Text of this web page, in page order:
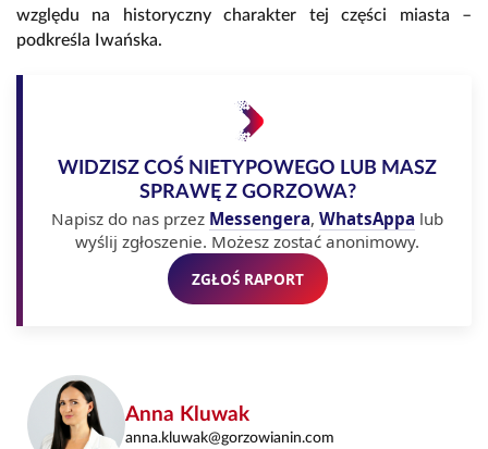
względu na historyczny charakter tej części miasta –
podkreśla Iwańska.
WIDZISZ COŚ NIETYPOWEGO LUB MASZ
SPRAWĘ Z GORZOWA?
Napisz do nas przez Messengera, WhatsAppa lub
wyślij zgłoszenie. Możesz zostać anonimowy.
ZGŁOŚ RAPORT
Anna Kluwak
anna.kluwak@gorzowianin.com